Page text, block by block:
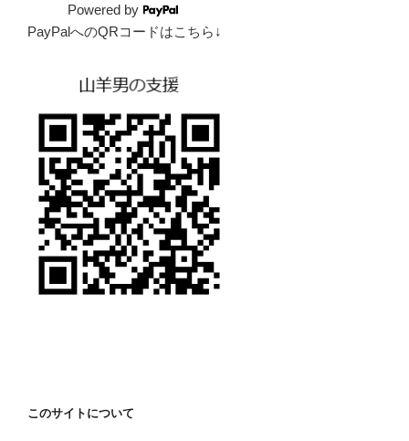
Powered by
PayPalへのQRコードはこちら↓
このサイトについて